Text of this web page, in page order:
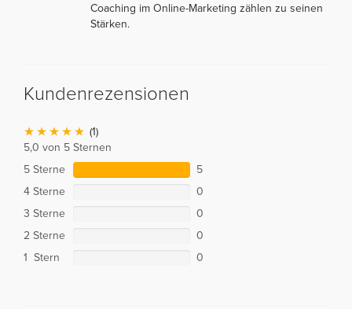
Coaching im Online-Marketing zählen zu seinen
Stärken.
Kundenrezensionen
(1)
5,0 von 5 Sternen
5 Sterne
5
4 Sterne
0
3 Sterne
0
2 Sterne
0
1 Stern
0